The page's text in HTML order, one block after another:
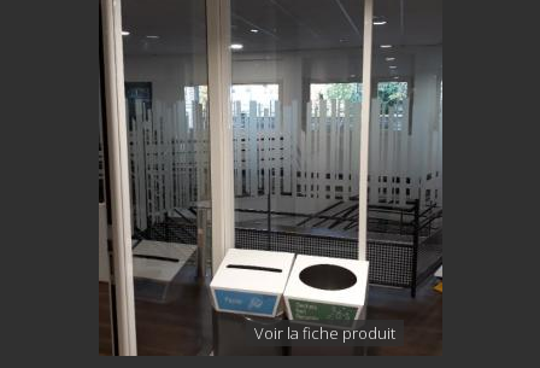
Voir la fiche produit